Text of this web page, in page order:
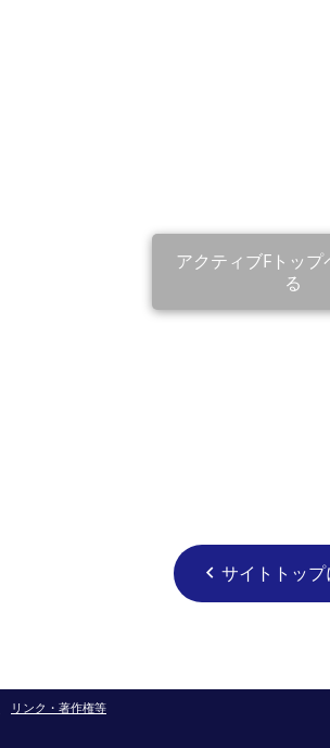
アクティブFトップ
る
chevron_left サイトトップ
リンク・著作権等